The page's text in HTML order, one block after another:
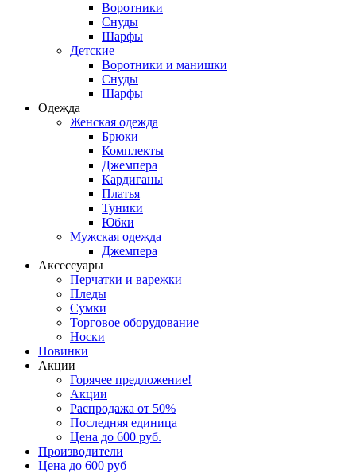
Воротники
Снуды
Шарфы
Детские
Воротники и манишки
Снуды
Шарфы
Одежда
Женская одежда
Брюки
Комплекты
Джемпера
Кардиганы
Платья
Туники
Юбки
Мужская одежда
Джемпера
Аксессуары
Перчатки и варежки
Пледы
Сумки
Торговое оборудование
Носки
Новинки
Акции
Горячее предложение!
Акции
Распродажа от 50%
Последняя единица
Цена до 600 руб.
Производители
Цена до 600 руб